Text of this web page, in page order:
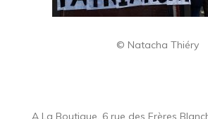
© Natacha Thiéry
A La Boutique, 6 rue des Frères